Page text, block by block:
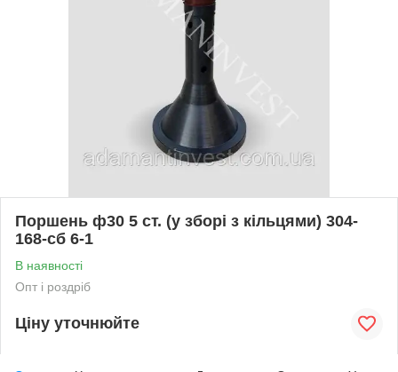
Поршень ф30 5 ст. (у зборі з кільцями) 304-
168-сб 6-1
В наявності
Опт і роздріб
Ціну уточнюйте